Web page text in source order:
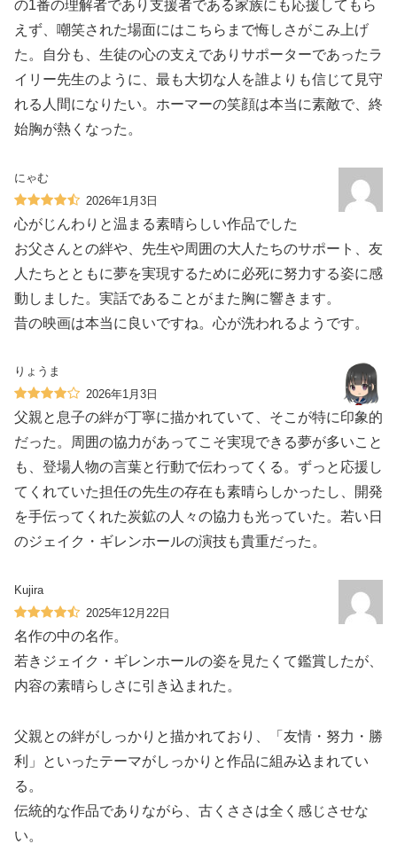
の1番の理解者であり支援者である家族にも応援してもら
えず、嘲笑された場面にはこちらまで悔しさがこみ上げ
た。自分も、生徒の心の支えでありサポーターであったラ
イリー先生のように、最も大切な人を誰よりも信じて見守
れる人間になりたい。ホーマーの笑顔は本当に素敵で、終
始胸が熱くなった。
にゃむ
2026年1月3日
心がじんわりと温まる素晴らしい作品でした
お父さんとの絆や、先生や周囲の大人たちのサポート、友
人たちとともに夢を実現するために必死に努力する姿に感
動しました。実話であることがまた胸に響きます。
昔の映画は本当に良いですね。心が洗われるようです。
りょうま
2026年1月3日
父親と息子の絆が丁寧に描かれていて、そこが特に印象的
だった。周囲の協力があってこそ実現できる夢が多いこと
も、登場人物の言葉と行動で伝わってくる。ずっと応援し
てくれていた担任の先生の存在も素晴らしかったし、開発
を手伝ってくれた炭鉱の人々の協力も光っていた。若い日
のジェイク・ギレンホールの演技も貴重だった。
Kujira
2025年12月22日
名作の中の名作。
若きジェイク・ギレンホールの姿を見たくて鑑賞したが、
内容の素晴らしさに引き込まれた。
父親との絆がしっかりと描かれており、「友情・努力・勝
利」といったテーマがしっかりと作品に組み込まれてい
る。
伝統的な作品でありながら、古くささは全く感じさせな
い。